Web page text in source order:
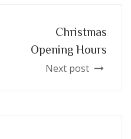
Christmas
Opening Hours
Next post